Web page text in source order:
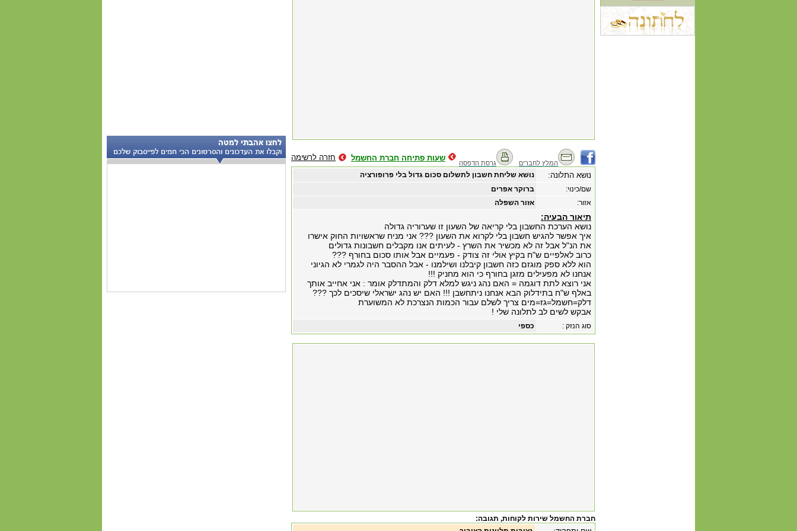
חזרה לרשימה שעות פתיחה חברת החשמל
גרסת הדפסה המלץ לחברים
נושא שליחת חשבון לתשלום סכום גדול בלי פרופורציה נושא התלונה:
ברוקר אפרים
שם/כינוי:
אזור השפלה
אזור:
תיאור הבעיה:
נושא הערכת החשבון בלי קריאה של השעון זו שערוריה גדולה
איך אפשר להגיש חשבון בלי לקרוא את השעון ??? אני מניח שראשויות החוק אישרו
את הנ"ל אבל זה לא מכשיר את השרץ - לעיתים אנו מקבלים חשבונות גדולים
כרוב לאלפיים ש"ח בקיץ אולי זה צודק - פעמיים אבל אותו סכום בחורף ???
הוא ללא ספק מוגזם כזה חשבון קיבלנו ושילמנו - אבל ההסבר היה לגמרי לא הגיוני
אנחנו לא מפעילים מזגן בחורף כי הוא מחניק !!!
אני רוצא לתת דוגמה = האם נהג ניגש למלא דלק והמתדלק אומר : אני אחייב אותך
באלף ש"ח בתידלוק הבא אנחנו ניתחשבן !!! האם יש נהג ישראלי שיסכים לכך ???
דלק=חשמל=גז=מים צריך לשלם עבור הכמות הנצרכת לא המשוערת
אבקש לשים לב לתלונה שלי !
כספי סוג הנזק :
חברת החשמל שירות לקוחות, תגובה: